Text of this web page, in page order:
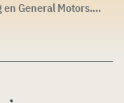
General Motors....